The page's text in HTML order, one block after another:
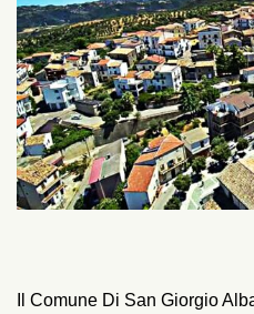
Il Comune Di San Giorgio